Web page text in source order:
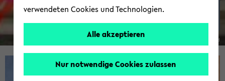
© Uni­ver­si­tät Bie­le­feld
verwendeten Cookies und Technologien.
Alle akzeptieren
Nur notwendige Cookies zulassen